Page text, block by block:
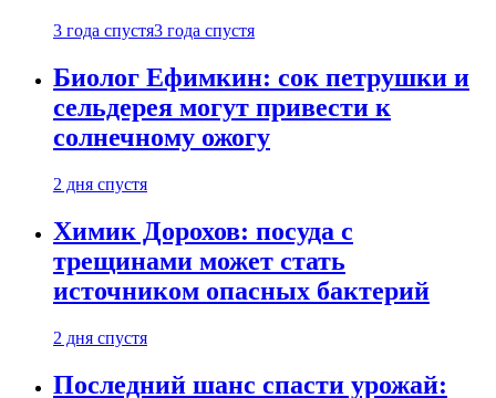
3 года спустя3 года спустя
Биолог Ефимкин: сок петрушки и
сельдерея могут привести к
солнечному ожогу
2 дня спустя
Химик Дорохов: посуда с
трещинами может стать
источником опасных бактерий
2 дня спустя
Последний шанс спасти урожай: